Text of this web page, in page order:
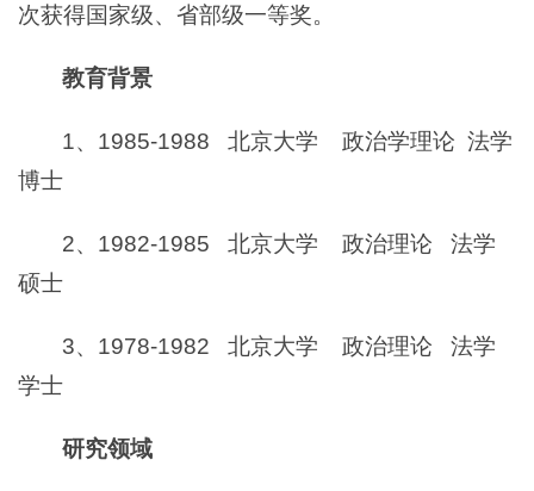
次获得国家级、省部级一等奖。
教育背景
1、1985-1988 北京大学 政治学理论 法学
博士
2、1982-1985 北京大学 政治理论 法学
硕士
3、1978-1982 北京大学 政治理论 法学
学士
研究领域